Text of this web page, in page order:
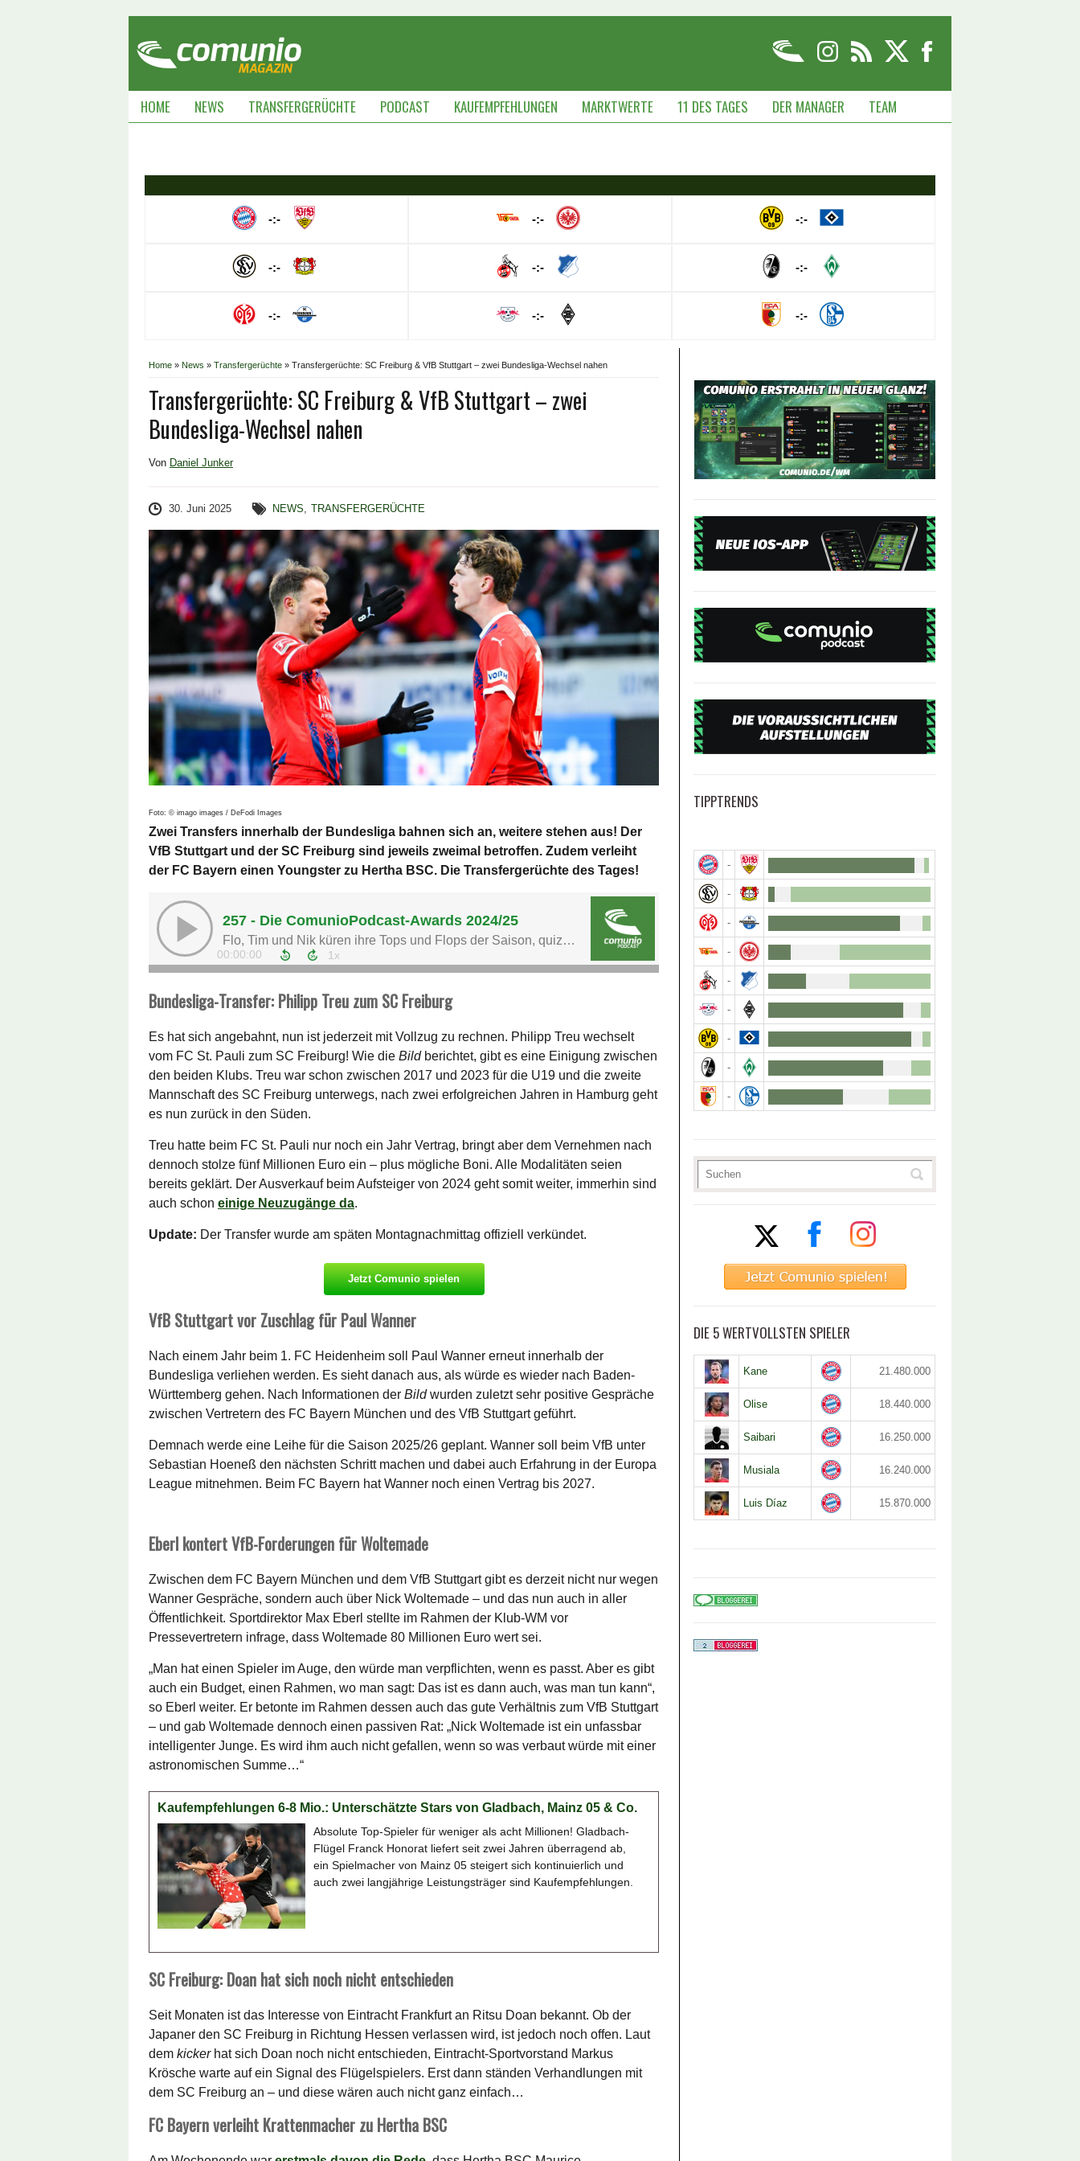
HOME NEWS TRANSFERGERÜCHTE PODCAST KAUFEMPFEHLUNGEN MARKTWERTE 11 DES TAGES DER MANAGER TEAM
-:-
-:-
-:-
-:-
-:-
-:-
-:-
-:-
-:-
Home » News » Transfergerüchte » Transfergerüchte: SC Freiburg & VfB Stuttgart – zwei Bundesliga-Wechsel nahen
Transfergerüchte: SC Freiburg & VfB Stuttgart – zwei
Bundesliga-Wechsel nahen
Von Daniel Junker
30. Juni 2025 NEWS, TRANSFERGERÜCHTE
Foto: © imago images / DeFodi Images
Zwei Transfers innerhalb der Bundesliga bahnen sich an, weitere stehen aus! Der
VfB Stuttgart und der SC Freiburg sind jeweils zweimal betroffen. Zudem verleiht
der FC Bayern einen Youngster zu Hertha BSC. Die Transfergerüchte des Tages!
Bundesliga-Transfer: Philipp Treu zum SC Freiburg
Es hat sich angebahnt, nun ist jederzeit mit Vollzug zu rechnen. Philipp Treu wechselt
vom FC St. Pauli zum SC Freiburg! Wie die Bild berichtet, gibt es eine Einigung zwischen
den beiden Klubs. Treu war schon zwischen 2017 und 2023 für die U19 und die zweite
Mannschaft des SC Freiburg unterwegs, nach zwei erfolgreichen Jahren in Hamburg geht
es nun zurück in den Süden.
Treu hatte beim FC St. Pauli nur noch ein Jahr Vertrag, bringt aber dem Vernehmen nach
dennoch stolze fünf Millionen Euro ein – plus mögliche Boni. Alle Modalitäten seien
bereits geklärt. Der Ausverkauf beim Aufsteiger von 2024 geht somit weiter, immerhin sind
auch schon einige Neuzugänge da.
Update: Der Transfer wurde am späten Montagnachmittag offiziell verkündet.
Jetzt Comunio spielen
VfB Stuttgart vor Zuschlag für Paul Wanner
Nach einem Jahr beim 1. FC Heidenheim soll Paul Wanner erneut innerhalb der
Bundesliga verliehen werden. Es sieht danach aus, als würde es wieder nach Baden-
Württemberg gehen. Nach Informationen der Bildwurden zuletzt sehr positive Gespräche
zwischen Vertretern des FC Bayern München und des VfB Stuttgart geführt.
Demnach werde eine Leihe für die Saison 2025/26 geplant. Wanner soll beim VfB unter
Sebastian Hoeneß den nächsten Schritt machen und dabei auch Erfahrung in der Europa
League mitnehmen. Beim FC Bayern hat Wanner noch einen Vertrag bis 2027.
Eberl kontert VfB-Forderungen für Woltemade
Zwischen dem FC Bayern München und dem VfB Stuttgart gibt es derzeit nicht nur wegen
Wanner Gespräche, sondern auch über Nick Woltemade – und das nun auch in aller
Öffentlichkeit. Sportdirektor Max Eberl stellte im Rahmen der Klub-WM vor
Pressevertretern infrage, dass Woltemade 80 Millionen Euro wert sei.
„Man hat einen Spieler im Auge, den würde man verpflichten, wenn es passt. Aber es gibt
auch ein Budget, einen Rahmen, wo man sagt: Das ist es dann auch, was man tun kann“,
so Eberl weiter. Er betonte im Rahmen dessen auch das gute Verhältnis zum VfB Stuttgart
– und gab Woltemade dennoch einen passiven Rat: „Nick Woltemade ist ein unfassbar
intelligenter Junge. Es wird ihm auch nicht gefallen, wenn so was verbaut würde mit einer
astronomischen Summe…“
Kaufempfehlungen 6-8 Mio.: Unterschätzte Stars von Gladbach, Mainz 05 & Co.
Absolute Top-Spieler für weniger als acht Millionen! Gladbach-
Flügel Franck Honorat liefert seit zwei Jahren überragend ab,
ein Spielmacher von Mainz 05 steigert sich kontinuierlich und
auch zwei langjährige Leistungsträger sind Kaufempfehlungen.
SC Freiburg: Doan hat sich noch nicht entschieden
Seit Monaten ist das Interesse von Eintracht Frankfurt an Ritsu Doan bekannt. Ob der
Japaner den SC Freiburg in Richtung Hessen verlassen wird, ist jedoch noch offen. Laut
dem kicker hat sich Doan noch nicht entschieden, Eintracht-Sportvorstand Markus
Krösche warte auf ein Signal des Flügelspielers. Erst dann ständen Verhandlungen mit
dem SC Freiburg an – und diese wären auch nicht ganz einfach…
FC Bayern verleiht Krattenmacher zu Hertha BSC
TIPPTRENDS
-
-
-
-
-
-
-
-
-
DIE 5 WERTVOLLSTEN SPIELER
Kane 21.480.000
Olise 18.440.000
Saibari 16.250.000
Musiala 16.240.000
Luis Díaz 15.870.000